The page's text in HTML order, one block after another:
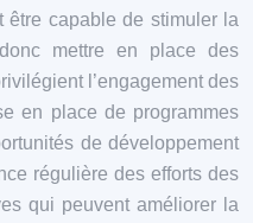
être capable de stimuler la
mettre en place des
l’engagement des
en place de programmes
de développement
régulière des efforts des
qui peuvent améliorer la